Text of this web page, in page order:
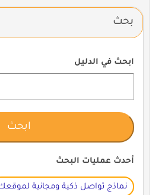
بحث
ابحث في الدليل
أحدث عمليات البحث
نماذج تواصل ذكية ومجانية لموقعك